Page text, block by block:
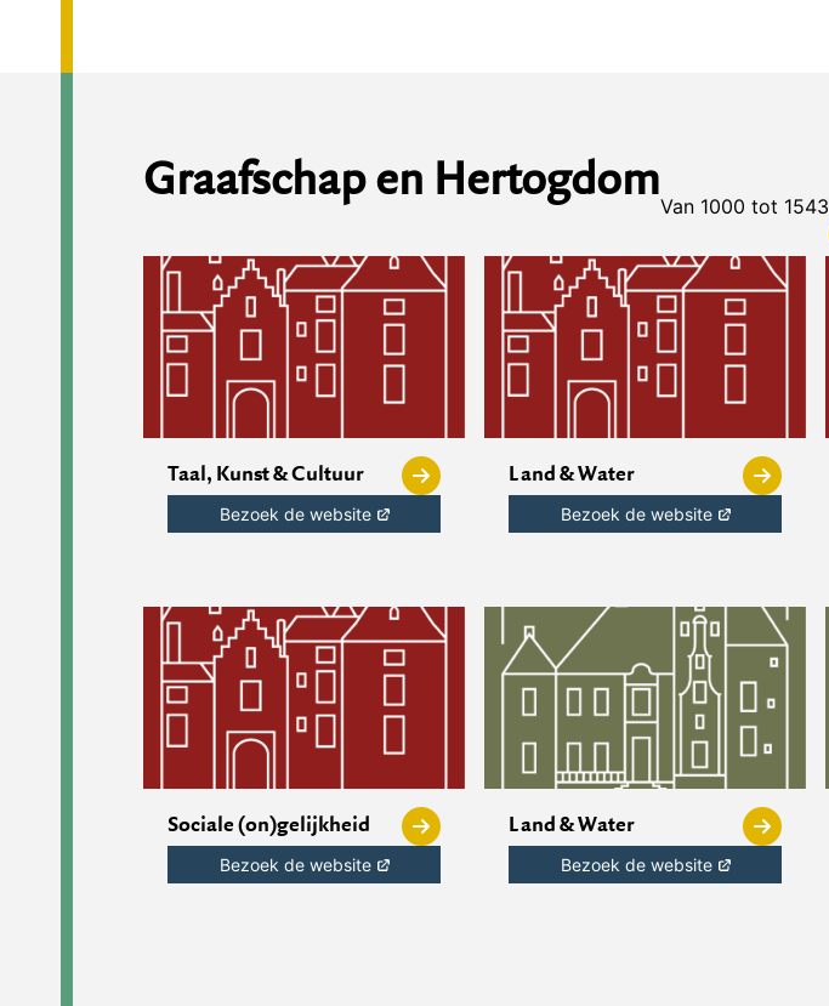
Graafschap en HertogdomVan 1000 tot 1543
Taal, Kunst & Cultuur
Bezoek de website
Land & Water
Bezoek de website
Sociale (on)gelijkheid
Bezoek de website
Land & Water
Bezoek de website